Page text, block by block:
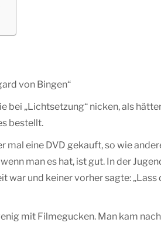
von Bingen“
bei „Lichtsetzung“ nicken, als
bestellt.
mal eine DVD gekauft, so wie
man es hat, ist gut. In der
war und keiner vorher sagte:
mit Filmegucken. Man kam